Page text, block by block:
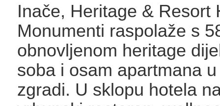
Inače, Heritage & Resort
Monumenti raspolaže s
obnovljenom heritage
soba i osam apartmana
zgradi. U sklopu hotela